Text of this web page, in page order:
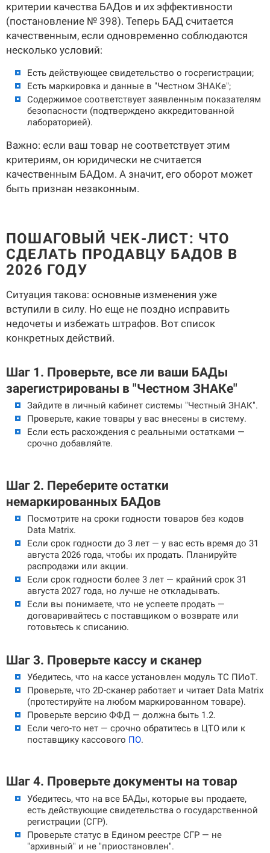
критерии качества БАДов и их эффективности
(постановление № 398). Теперь БАД считается
качественным, если одновременно соблюдаются
несколько условий:
Есть действующее свидетельство о госрегистрации;
Есть маркировка и данные в "Честном ЗНАКе";
Содержимое соответствует заявленным показателям
безопасности (подтверждено аккредитованной
лабораторией).
Важно: если ваш товар не соответствует этим
критериям, он юридически не считается
качественным БАДом. А значит, его оборот может
быть признан незаконным.
ПОШАГОВЫЙ ЧЕК-ЛИСТ: ЧТО
СДЕЛАТЬ ПРОДАВЦУ БАДОВ В
2026 ГОДУ
Ситуация такова: основные изменения уже
вступили в силу. Но еще не поздно исправить
недочеты и избежать штрафов. Вот список
конкретных действий.
Шаг 1. Проверьте, все ли ваши БАДы
зарегистрированы в "Честном ЗНАКе"
Зайдите в личный кабинет системы "Честный ЗНАК".
Проверьте, какие товары у вас внесены в систему.
Если есть расхождения с реальными остатками —
срочно добавляйте.
Шаг 2. Переберите остатки
немаркированных БАДов
Посмотрите на сроки годности товаров без кодов
Data Matrix.
Если срок годности до 3 лет — у вас есть время до 31
августа 2026 года, чтобы их продать. Планируйте
распродажи или акции.
Если срок годности более 3 лет — крайний срок 31
августа 2027 года, но лучше не откладывать.
Если вы понимаете, что не успеете продать —
договаривайтесь с поставщиком о возврате или
готовьтесь к списанию.
Шаг 3. Проверьте кассу и сканер
Убедитесь, что на кассе установлен модуль ТС ПИоТ.
Проверьте, что 2D-сканер работает и читает Data Matrix
(протестируйте на любом маркированном товаре).
Проверьте версию ФФД — должна быть 1.2.
Если чего-то нет — срочно обратитесь в ЦТО или к
поставщику кассового ПО.
Шаг 4. Проверьте документы на товар
Убедитесь, что на все БАДы, которые вы продаете,
есть действующие свидетельства о государственной
регистрации (СГР).
Проверьте статус в Едином реестре СГР — не
"архивный" и не "приостановлен".